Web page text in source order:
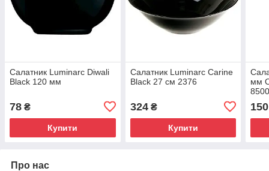
Салатник Luminarc Diwali
Black 120 мм
78 ₴
Купити
Салатник Luminarc Carine
Black 27 см 2376
324₴
Купити
мм
150
Про нас